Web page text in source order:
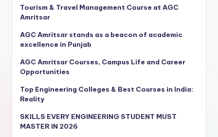
Tourism & Travel Management Course at AGC
Amritsar
AGC Amritsar stands as a beacon of academic
excellence in Punjab
AGC Amritsar Courses, Campus Life and Career
Opportunities
Top Engineering Colleges & Best Courses in India:
Reality
SKILLS EVERY ENGINEERING STUDENT MUST
MASTER IN 2026